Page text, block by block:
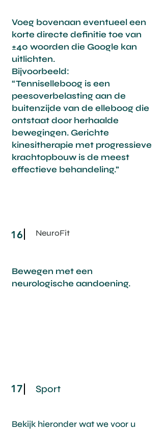
Voeg bovenaan eventueel een
korte directe definitie toe van
±40 woorden die Google kan
uitlichten.
Bijvoorbeeld:
“Tenniselleboog is een
peesoverbelasting aan de
buitenzijde van de elleboog die
ontstaat door herhaalde
bewegingen. Gerichte
kinesitherapie met progressieve
krachtopbouw is de meest
effectieve behandeling.”
16 NeuroFit
Bewegen met een
neurologische aandoening.
17 Sport
Bekijk hieronder wat we voor u